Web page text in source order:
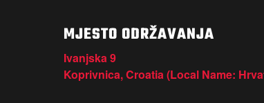
MJESTO ODRŽAVANJA
Ivanjska 9
Koprivnica,Croatia (Local Name: